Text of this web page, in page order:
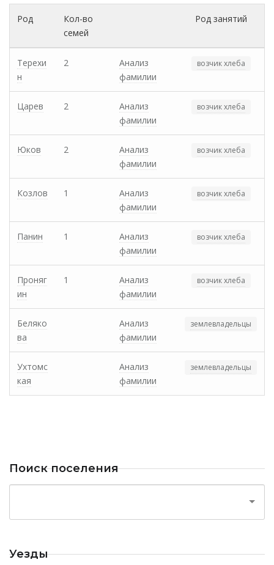
Род
Кол-во
семей
Род занятий
Терехи
н
2
Анализ
фамилии
возчик хлеба
Царев 2
Анализ
фамилии
возчик хлеба
Юков 2
Анализ
фамилии
возчик хлеба
Козлов 1
Анализ
фамилии
возчик хлеба
Панин 1
Анализ
фамилии
возчик хлеба
Проняг
ин
1
Анализ
фамилии
возчик хлеба
Беляко
ва
Анализ
фамилии
землевладельцы
Ухтомс
кая
Анализ
фамилии
землевладельцы
Поиск поселения
Уезды